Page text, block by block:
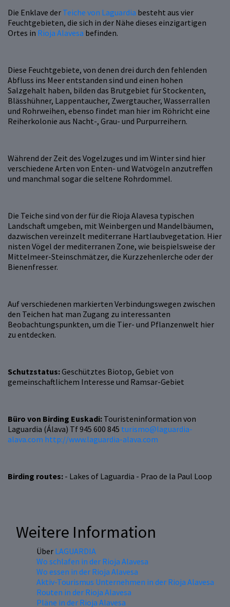
Die Enklave der Teiche von Laguardia besteht aus vier
Feuchtgebieten, die sich in der Nähe dieses einzigartigen
Ortes in Rioja Alavesa befinden.
Diese Feuchtgebiete, von denen drei durch den fehlenden
Abfluss ins Meer entstanden sind und einen hohen
Salzgehalt haben, bilden das Brutgebiet für Stockenten,
Blässhühner, Lappentaucher, Zwergtaucher, Wasserrallen
und Rohrweihen, ebenso findet man hier im Röhricht eine
Reiherkolonie aus Nacht-, Grau- und Purpurreihern.
Während der Zeit des Vogelzuges und im Winter sind hier
verschiedene Arten von Enten- und Watvögeln anzutreffen
und manchmal sogar die seltene Rohrdommel.
Die Teiche sind von der für die Rioja Alavesa typischen
Landschaft umgeben, mit Weinbergen und Mandelbäumen,
dazwischen vereinzelt mediterrane Hartlaubvegetation. Hier
nisten Vögel der mediterranen Zone, wie beispielsweise der
Mittelmeer-Steinschmätzer, die Kurzzehenlerche oder der
Bienenfresser.
Auf verschiedenen markierten Verbindungswegen zwischen
den Teichen hat man Zugang zu interessanten
Beobachtungspunkten, um die Tier- und Pflanzenwelt hier
zu entdecken.
Schutzstatus:Geschütztes Biotop, Gebiet von
gemeinschaftlichem Interesse und Ramsar-Gebiet
Büro von Birding Euskadi: Touristeninformation von
Laguardia (Álava) Tf 945 600 845 turismo@laguardia-
alava.com http://www.laguardia-alava.com
Birding routes: - Lakes of Laguardia - Prao de la Paul Loop
Weitere Information
Über LAGUARDIA
Wo schlafen in der Rioja Alavesa
Wo essen in der Rioja Alavesa
Aktiv-Tourismus Unternehmen in der Rioja Alavesa
Routen in der Rioja Alavesa
Pläne in der Rioja Alavesa